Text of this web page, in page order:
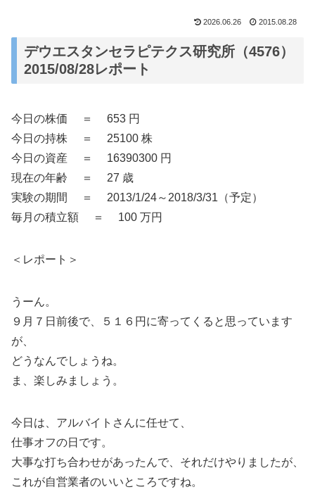
2026.06.26 2015.08.28
デウエスタンセラピテクス研究所（4576）
2015/08/28レポート
今日の株価 ＝ 653 円
今日の持株 ＝ 25100 株
今日の資産 ＝ 16390300 円
現在の年齢 ＝ 27 歳
実験の期間 ＝ 2013/1/24～2018/3/31（予定）
毎月の積立額 ＝ 100 万円
＜レポート＞
うーん。
９月７日前後で、５１６円に寄ってくると思っています
が、
どうなんでしょうね。
ま、楽しみましょう。
今日は、アルバイトさんに任せて、
仕事オフの日です。
大事な打ち合わせがあったんで、それだけやりましたが、
これが自営業者のいいところですね。